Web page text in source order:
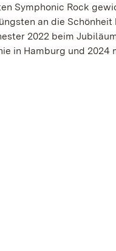
Symphonic Rock
an die
2022 beim
in Hamburg und